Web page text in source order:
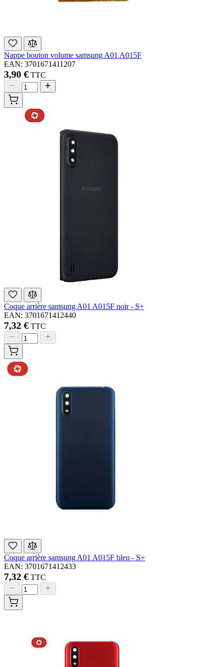
Nappe bouton volume samsung A01 A015F
EAN: 3701671411207
3,90 € TTC
Coque arrière samsung A01 A015F noir - S+
EAN: 3701671412440
7,32 € TTC
Coque arrière samsung A01 A015F bleu - S+
EAN: 3701671412433
7,32 € TTC